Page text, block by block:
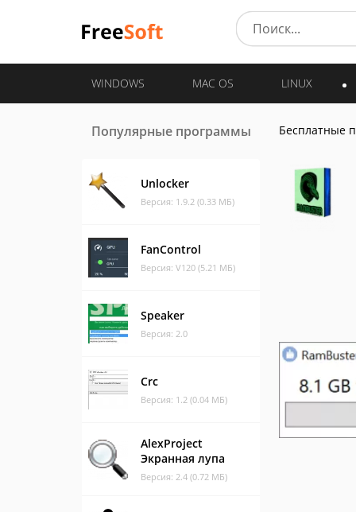
WINDOWS MAC OS LINUX
Популярные программы
Unlocker
Версия: 1.9.2 (0.33 МБ)
FanControl
Версия: V120 (5.21 МБ)
Speaker
Версия: 2.0
Crc
Версия: 1.2 (0.04 МБ)
AlexProject
Экранная лупа
Версия: 2.4 (0.72 МБ)
Бесплатные